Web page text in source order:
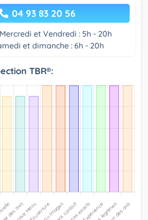
04 93 83 20 56
et Vendredi : 5h - 20h
et dimanche : 6h - 20h
TBR®: